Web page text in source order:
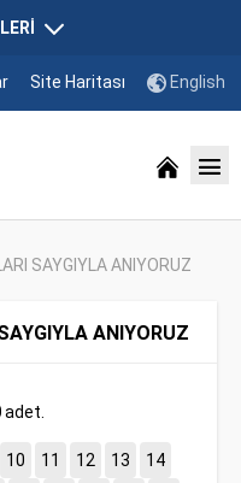
Site Haritası English
SAYGIYLA ANIYORUZ
ANIYORUZ
adet.
10 11 12 13
14